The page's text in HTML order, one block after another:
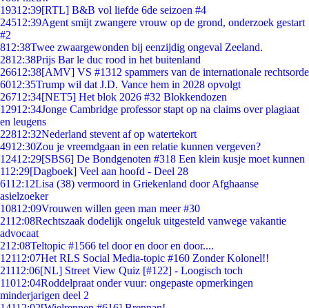
19312:39[RTL] B&B vol liefde 6de seizoen #4
24512:39Agent smijt zwangere vrouw op de grond, onderzoek gestart
#2
812:38Twee zwaargewonden bij eenzijdig ongeval Zeeland.
2812:38Prijs Bar le duc rood in het buitenland
26612:38[AMV] VS #1312 spammers van de internationale rechtsorde
6012:35Trump wil dat J.D. Vance hem in 2028 opvolgt
26712:34[NET5] Het blok 2026 #32 Blokkendozen
12912:34Jonge Cambridge professor stapt op na claims over plagiaat
en leugens
22812:32Nederland stevent af op watertekort
4912:30Zou je vreemdgaan in een relatie kunnen vergeven?
12412:29[SBS6] De Bondgenoten #318 Een klein kusje moet kunnen
112:29[Dagboek] Veel aan hoofd - Deel 28
6112:12Lisa (38) vermoord in Griekenland door Afghaanse
asielzoeker
10812:09Vrouwen willen geen man meer #30
2112:08Rechtszaak dodelijk ongeluk uitgesteld vanwege vakantie
advocaat
212:08Teltopic #1566 tel door en door en door....
12112:07Het RLS Social Media-topic #160 Zonder Kolonel!!
21112:06[NL] Street View Quiz [#122] - Loogisch toch
11012:04Roddelpraat onder vuur: ongepaste opmerkingen
minderjarigen deel 2